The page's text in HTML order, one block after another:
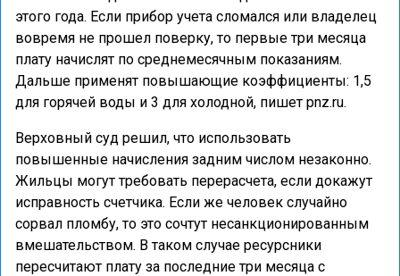
этого года. Если прибор учета сломался или владелец
вовремя не прошел поверку, то первые три месяца
плату начислят по среднемесячным показаниям.
Дальше применят повышающие коэффициенты: 1,5
для горячей воды и 3 для холодной, пишет pnz.ru.
Верховный суд решил, что использовать
повышенные начисления задним числом незаконно.
Жильцы могут требовать перерасчета, если докажут
исправность счетчика. Если же человек случайно
сорвал пломбу, то это сочтут несанкционированным
вмешательством. В таком случае ресурсники
пересчитают плату за последние три месяца с